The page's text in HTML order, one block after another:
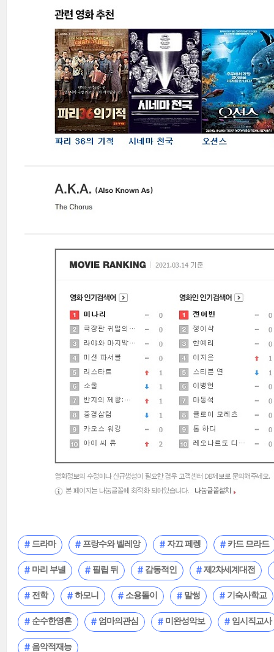
드라마 프랑수와 벨레앙 자끄 페렝 카드 므라드
마리 부넬 필립 뒤 감동적인 제2차세계대전
전학 하모니 소용돌이 말썽 기숙사학교
순수한영혼 엄마의관심 미완성악보 임시직교사
음악적재능